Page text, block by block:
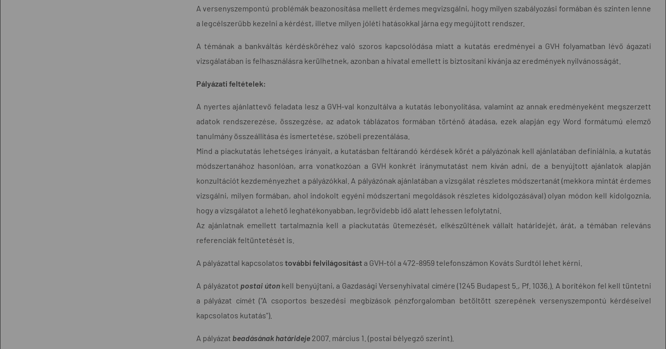
A versenyszempontú problémák beazonosítása mellett érdemes megvizsgálni, hogy milyen szabályozási formában és szinten lenne
a legcélszerűbb kezelni a kérdést, illetve milyen jóléti hatásokkal járna egy megújított rendszer.
A témának a bankváltás kérdésköréhez való szoros kapcsolódása miatt a kutatás eredményei a GVH folyamatban lévő ágazati
vizsgálatában is felhasználásra kerülhetnek, azonban a hivatal emellett is biztosítani kívánja az eredmények nyilvánosságát.
Pályázati feltételek:
A nyertes ajánlattevő feladata lesz a GVH-val konzultálva a kutatás lebonyolítása, valamint az annak eredményeként megszerzett
adatok rendszerezése, összegzése, az adatok táblázatos formában történő átadása, ezek alapján egy Word formátumú elemző
tanulmány összeállítása és ismertetése, szóbeli prezentálása.
Mind a piackutatás lehetséges irányait, a kutatásban feltárandó kérdések körét a pályázónak kell ajánlatában definiálnia, a kutatás
módszertanához hasonlóan, arra vonatkozóan a GVH konkrét iránymutatást nem kíván adni, de a benyújtott ajánlatok alapján
konzultációt kezdeményezhet a pályázókkal. A pályázónak ajánlatában a vizsgálat részletes módszertanát (mekkora mintát érdemes
vizsgálni, milyen formában, ahol indokolt egyéni módszertani megoldások részletes kidolgozásával) olyan módon kell kidolgoznia,
hogy a vizsgálatot a lehető leghatékonyabban, legrövidebb idő alatt lehessen lefolytatni.
Az ajánlatnak emellett tartalmaznia kell a piackutatás ütemezését, elkészültének vállalt határidejét, árát, a témában releváns
referenciák feltüntetését is.
A pályázattal kapcsolatos további felvilágosítást a GVH-tól a 472-8959 telefonszámon Kováts Surdtól lehet kérni.
A pályázatot postai úton kell benyújtani, a Gazdasági Versenyhivatal címére (1245 Budapest 5., Pf. 1036.). A borítékon fel kell tüntetni
a pályázat címét ("A csoportos beszedési megbízások pénzforgalomban betöltött szerepének versenyszempontú kérdéseivel
kapcsolatos kutatás").
A pályázat beadásának határideje 2007. március 1. (postai bélyegző szerint).